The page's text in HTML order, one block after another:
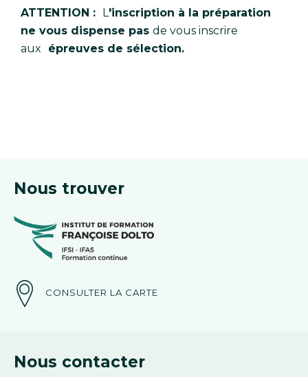
ATTENTION : L'inscription à la préparation
ne vous dispense pas de vous inscrire
aux
épreuves de sélection.
Nous trouver
CONSULTER LA CARTE
Nous contacter